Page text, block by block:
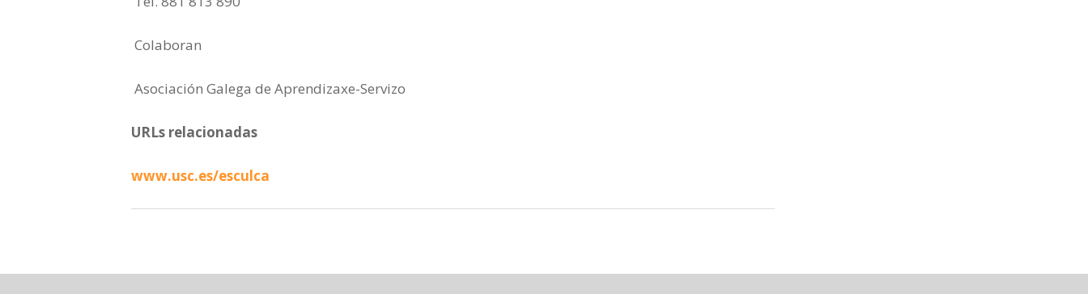
Colaboran
Asociación Galega de Aprendizaxe-Servizo
URLs relacionadas
www.usc.es/esculca